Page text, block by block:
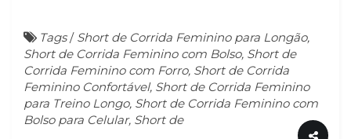
Tags/ Short de Corrida Feminino para Longão,
Short de Corrida Feminino com Bolso, Short de
Corrida Feminino com Forro, Short de Corrida
Feminino Confortável, Short de Corrida Feminino
para Treino Longo, Short de Corrida Feminino com
Bolso para Celular, Short de